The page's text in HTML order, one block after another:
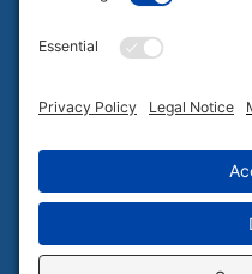
Abonnez-
Politique